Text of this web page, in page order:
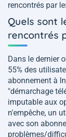
rencontrés par
Quels sont
rencontrés
Dans le dernier
55% des
abonnement à
"démarchage
imputable aux
n'empêche, un
avec son
problèmes/